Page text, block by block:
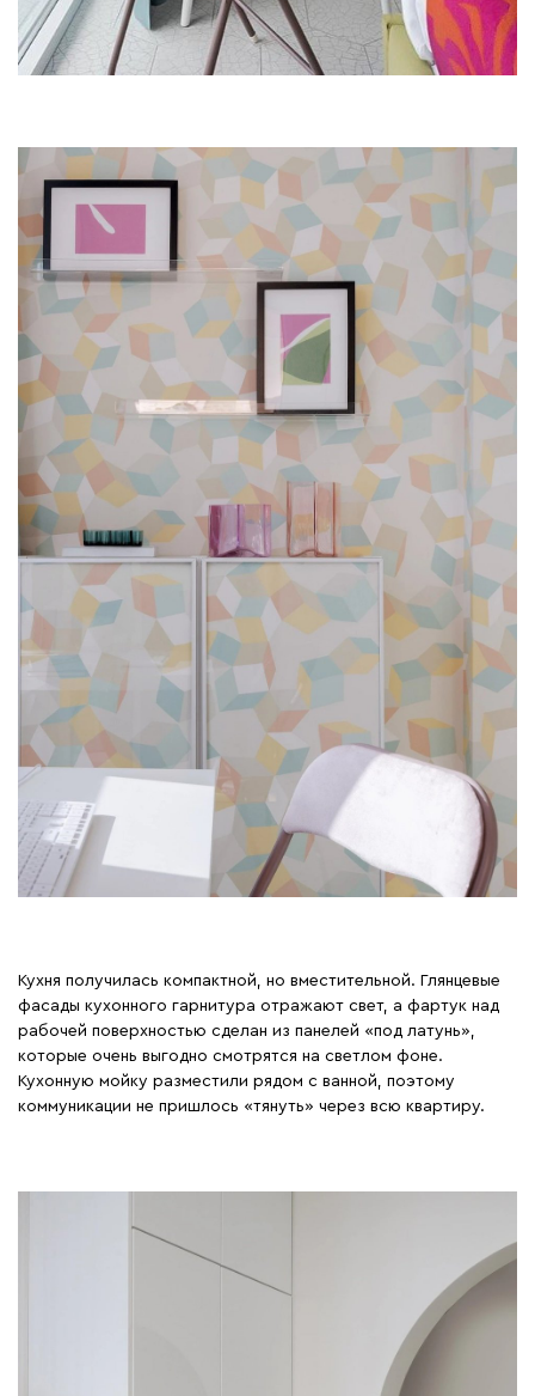
Кухня получилась компактной, но вместительной. Глянцевые
фасады кухонного гарнитура отражают свет, а фартук над
рабочей поверхностью сделан из панелей «под латунь»,
которые очень выгодно смотрятся на светлом фоне.
Кухонную мойку разместили рядом с ванной, поэтому
коммуникации не пришлось «тянуть» через всю квартиру.